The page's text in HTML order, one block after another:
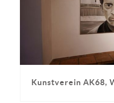
Kunstverein AK68,